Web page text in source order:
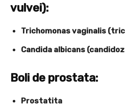
vulvei):
Trichomonas vaginalis
Candida albicans
Boli de prostata:
Prostatita